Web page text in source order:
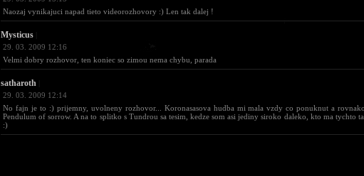
Naozaj vynikajuci napad tieto videorozhovory :) Len tak dalej !
Mysticus
29. 03. 2009 12:16
Velmi dobry rozhovor, ten koniec so zimou nema chybu, parada
satharoth
29. 03. 2009 12:14
No fajn je to :) prijemny, uvolneny rozhovor... Koronasasova hudba mi mala vzdy co ponuknut a
Pendulum of sorrow. A na to splitko s Tundrou sa tesim, kedze som asi jediny siroko daleko, kto ma tychto
:)